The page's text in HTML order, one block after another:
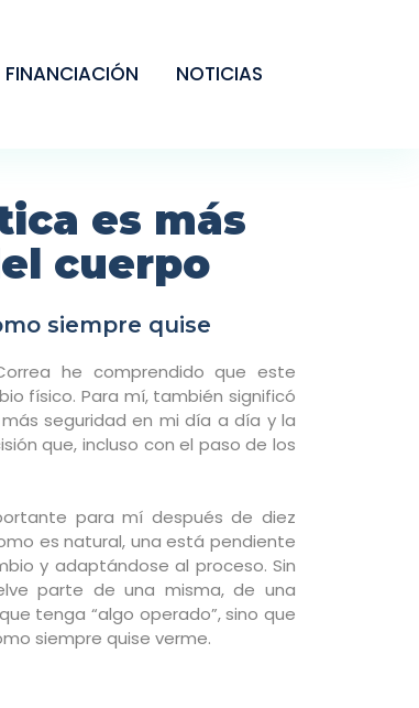
FINANCIACIÓN NOTICIAS
es más
cuerpo
siempre quise
he comprendido que este
físico. Para mí, también significó
seguridad en mi día a día y la
que, incluso con el paso de los
para mí después de diez
es natural, una está pendiente
y adaptándose al proceso. Sin
parte de una misma, de una
tenga “algo operado”, sino que
siempre quise verme.